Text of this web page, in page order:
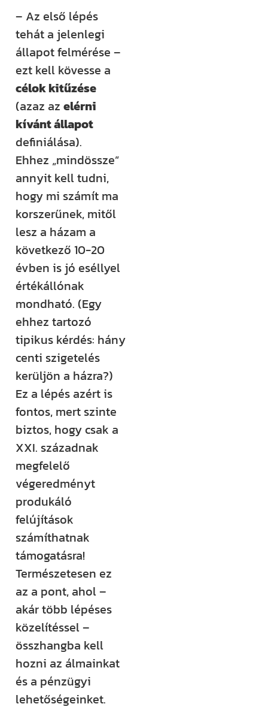
– Az első lépés
tehát a jelenlegi
állapot felmérése –
ezt kell kövesse a
célok kitűzése
(azaz azelérni
kívánt állapot
definiálása).
Ehhez „mindössze”
annyit kell tudni,
hogy mi számít ma
korszerűnek, mitől
lesz a házam a
következő 10-20
évben is jó eséllyel
értékállónak
mondható. (Egy
ehhez tartozó
tipikus kérdés: hány
centi szigetelés
kerüljön a házra?)
Ez a lépés azért is
fontos, mert szinte
biztos, hogy csak a
XXI. századnak
megfelelő
végeredményt
produkáló
felújítások
számíthatnak
támogatásra!
Természetesen ez
az a pont, ahol –
akár több lépéses
közelítéssel –
összhangba kell
hozni az álmainkat
és a pénzügyi
lehetőségeinket.